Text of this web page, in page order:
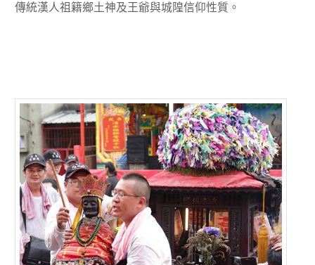
傳統漢人祖籍鄉土神及王爺與城隍信仰性質。